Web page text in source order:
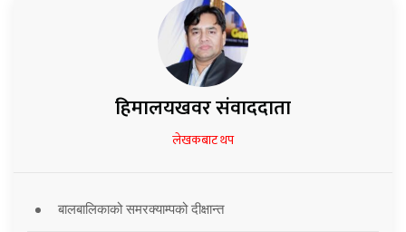
हिमालयखवर संवाददाता
लेखकबाट थप
बालबालिकाको समरक्याम्पको दीक्षान्त